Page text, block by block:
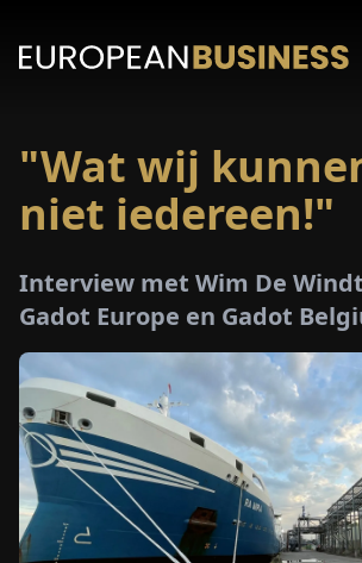
"Wat wij
niet iedereen!"
Interview met Wim De
Gadot Europe en Gadot